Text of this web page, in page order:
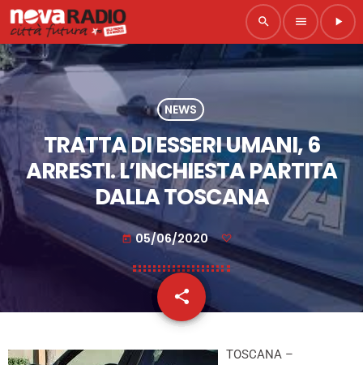
search menu play_arrow
NEWS
TRATTA DI ESSERI UMANI, 6
ARRESTI. L’INCHIESTA PARTITA
DALLA TOSCANA
today 05/06/2020
share
email
TOSCANA –